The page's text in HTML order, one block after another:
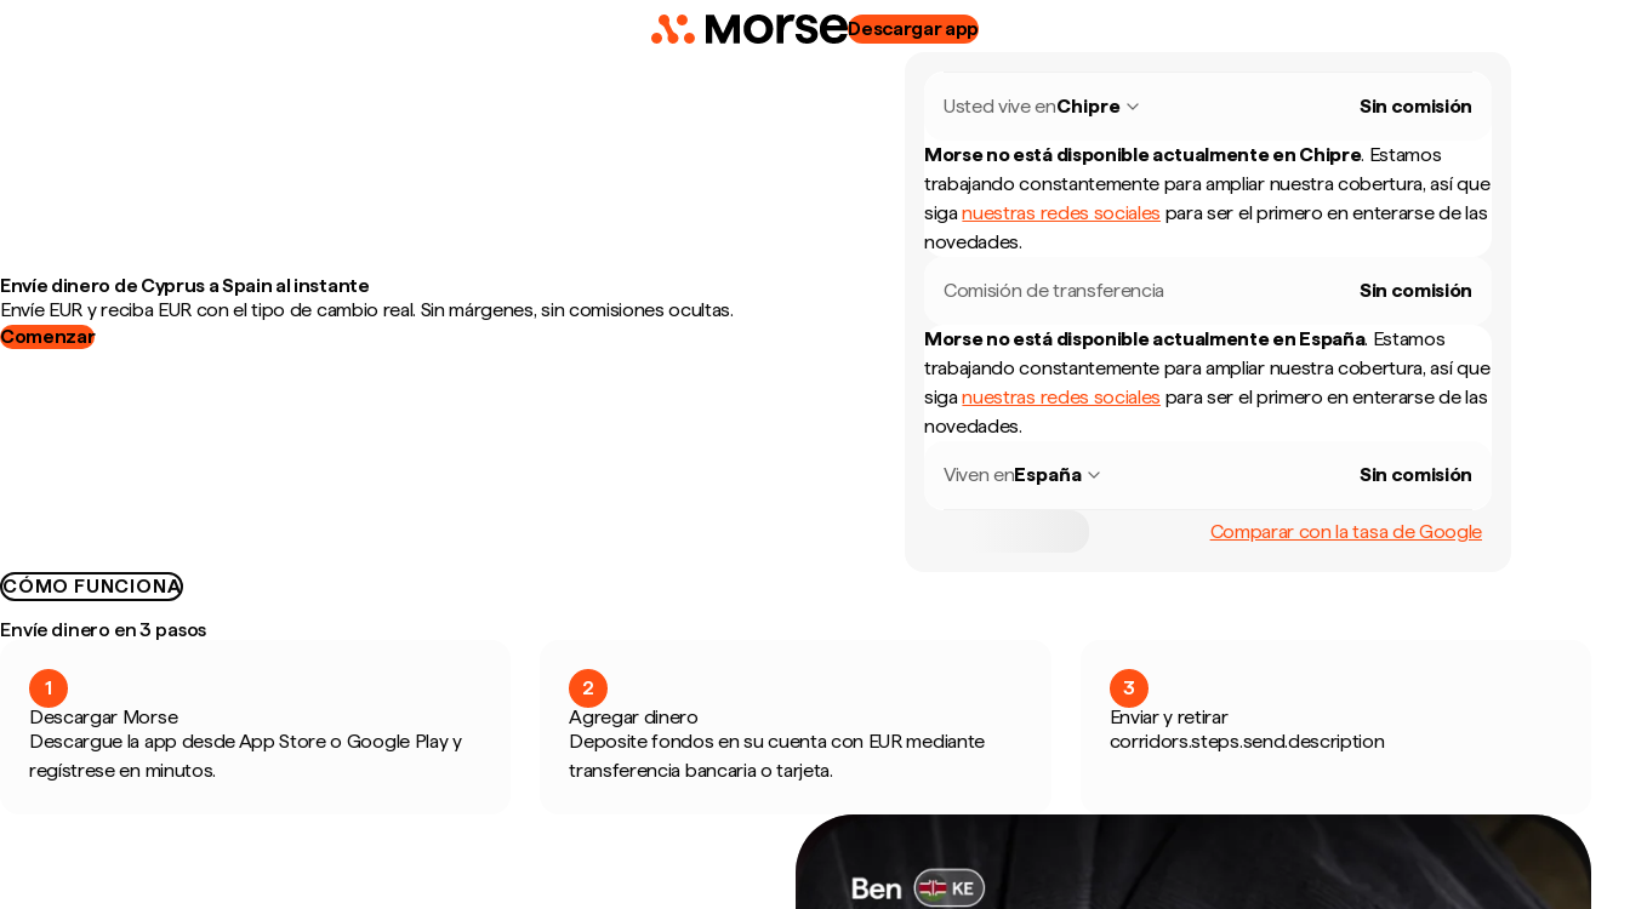
Descargar app
Envíe dinero de Cyprus a Spain al instante
Envíe EUR y reciba EUR con el tipo de cambio real. Sin márgenes, sin comisiones ocultas.
Comenzar
Usted vive enChipre Sin comisión
Morse no está disponible actualmente en Chipre. Estamos
trabajando constantemente para ampliar nuestra cobertura, así que
siganuestras redes sociales para ser el primero en enterarse de las
novedades.
Comisión de transferencia Sin comisión
Morse no está disponible actualmente en España. Estamos
trabajando constantemente para ampliar nuestra cobertura, así que
siganuestras redes sociales para ser el primero en enterarse de las
novedades.
Viven enEspaña Sin comisión
Comparar con la tasa de Google
CÓMO FUNCIONA
Envíe dinero en 3 pasos
1
Descargar Morse
Descargue la app desde App Store o Google Play y
regístrese en minutos.
2
Agregar dinero
Deposite fondos en su cuenta con EUR mediante
transferencia bancaria o tarjeta.
3
Enviar y retirar
corridors.steps.send.description